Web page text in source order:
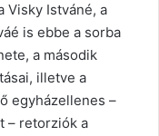
Visky Istváné, a
is ebbe a sorba
a második
illetve a
egyházellenes –
– retorziók a